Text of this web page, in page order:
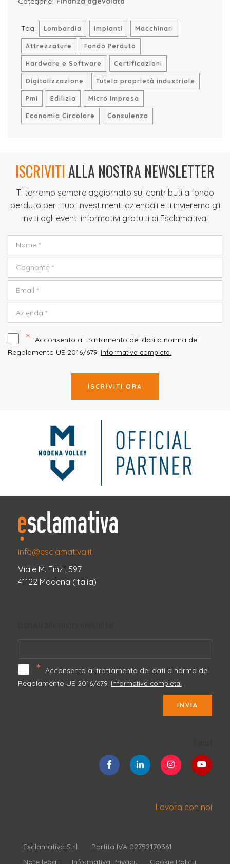
Tag: Lombardia Impianti Macchinari
Attrezzature Fondo Perduto
Hardware e Software Certificazioni
Digitalizzazione Tutela proprietà industriale
Pmi Edilizia Micro Impresa
Economia Circolare Consulenza
ISCRIVITIALLA NOSTRA NEWSLETTER
Ti terremo sempre aggiornato sui contributi a fondo
perduto per i tuoi investimenti aziendali e ti invieremo gli
inviti agli eventi informativi gratuiti di Esclamativa.
* Acconsento al trattamento dei dati a norma del
Regolamento UE 2016/679. Informativa completa.
ISCRIVITI ORA
info@esclamativa.it
Viale M. Finzi, 597
41122 Modena (Italia)
* Acconsento al trattamento dei dati a norma del
Regolamento UE 2016/679. Informativa completa.
INVIA
Lavora con noi
Esclamativa S.r.l.
Partita IVA 02752170361
Note legali
Informativa Privacy Cookie Policy